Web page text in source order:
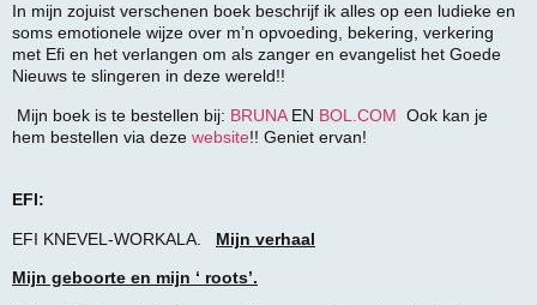
In mijn zojuist verschenen boek beschrijf ik alles op een ludieke en
soms emotionele wijze over m’n opvoeding, bekering, verkering
met Efi en het verlangen om als zanger en evangelist het Goede
Nieuws te slingeren in deze wereld!!
Mijn boek is te bestellen bij: BRUNAEN BOL.COM Ook kan je
hem bestellen via deze website!! Geniet ervan!
EFI:
EFI KNEVEL-WORKALA. Mijn verhaal
Mijn geboorte en mijn ‘ roots’.